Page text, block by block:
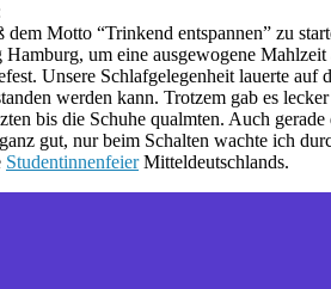
Motto “Trinkend entspannen” zu
um eine ausgewogene
Unsere Schlafgelegenheit lauerte
werden kann. Trotzem gab es
bis die Schuhe qualmten. Auch
gut, nur beim Schalten wachte ich
StudentinnenfeierMitteldeutschlands.